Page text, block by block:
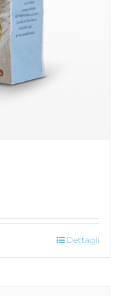
Dettagli